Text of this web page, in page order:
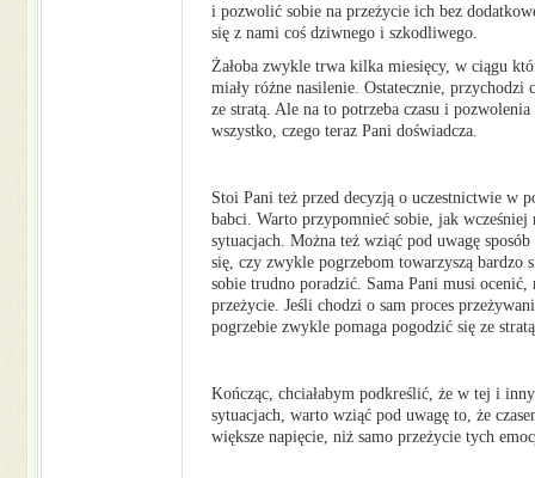
i pozwolić sobie na przeżycie ich bez
się z nami coś dziwnego i szkodliwego.
Żałoba zwykle trwa kilka miesięcy, w ciągu
miały różne nasilenie. Ostatecznie, przychodzi
ze stratą. Ale na to potrzeba czasu i
wszystko, czego teraz Pani doświadcza.
Stoi Pani też przed decyzją o uczestnictwie w
babci. Warto przypomnieć sobie, jak wcześniej
sytuacjach. Można też wziąć pod uwagę
się, czy zwykle pogrzebom towarzyszą bardzo
sobie trudno poradzić. Sama Pani musi
przeżycie. Jeśli chodzi o sam proces
pogrzebie zwykle pomaga pogodzić się ze
Kończąc, chciałabym podkreślić, że w tej i
sytuacjach, warto wziąć pod uwagę to, że
większe napięcie, niż samo przeżycie tych